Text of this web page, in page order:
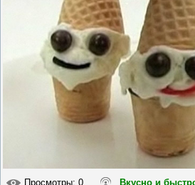
Просмотры: 0 Вкусно и